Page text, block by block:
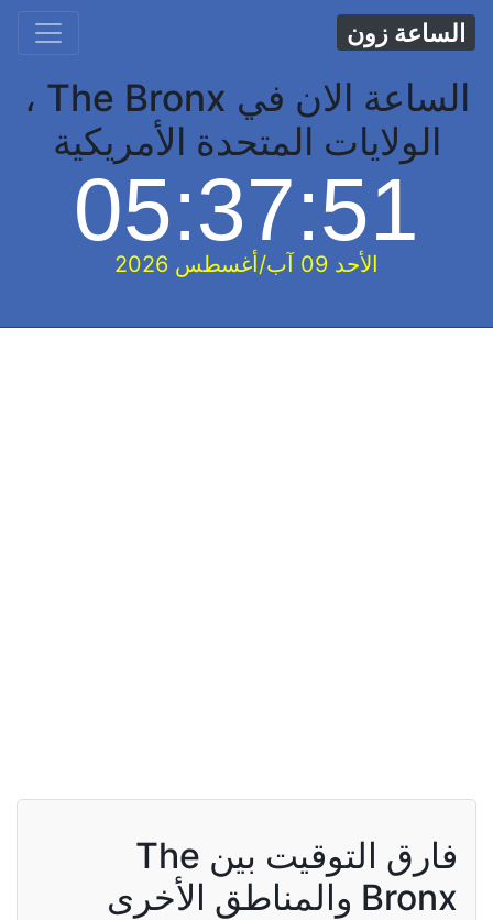
الساعة زون
الساعة الان في The Bronx ،
الولايات المتحدة الأمريكية
05:37:52
الأحد 09 آب/أغسطس 2026
فارق التوقيت بين The
Bronx والمناطق الأخرى